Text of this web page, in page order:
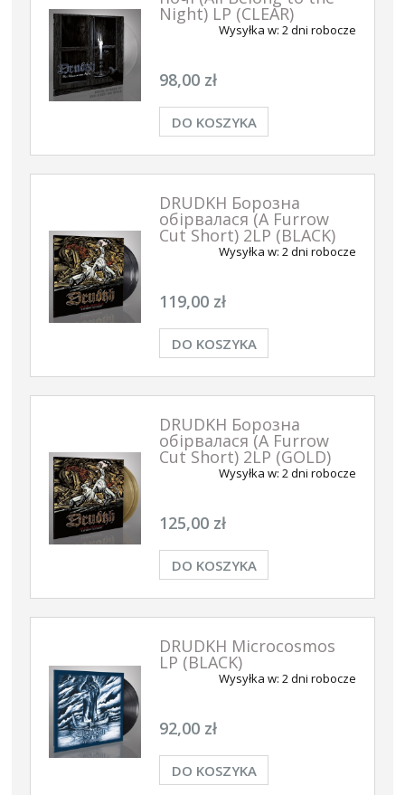
Night) LP (CLEAR)
Wysyłka w: 2 dni robocze
98,00 zł
DO KOSZYKA
DRUDKH Борозна
обірвалася (A Furrow
Cut Short) 2LP (BLACK)
Wysyłka w: 2 dni robocze
119,00 zł
DO KOSZYKA
DRUDKH Борозна
обірвалася (A Furrow
Cut Short) 2LP (GOLD)
Wysyłka w: 2 dni robocze
125,00 zł
DO KOSZYKA
DRUDKH Microcosmos
LP (BLACK)
Wysyłka w: 2 dni robocze
92,00 zł
DO KOSZYKA